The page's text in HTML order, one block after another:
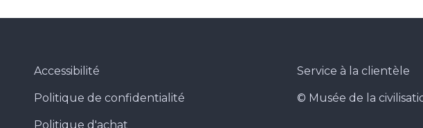
Accessibilité
Politique de confidentialité
Politique d'achat
Service à la clientèle
© Musée de la